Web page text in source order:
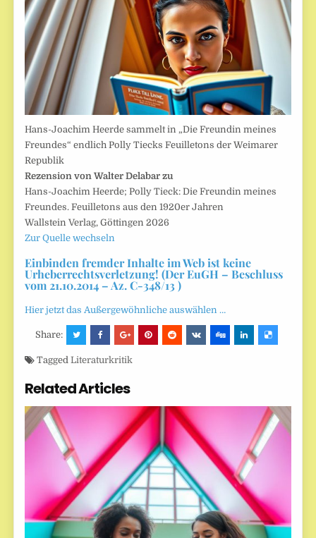
Hans-Joachim Heerde sammelt in „Die Freundin meines
Freundes“ endlich Polly Tiecks Feuilletons der Weimarer
Republik
Rezension von Walter Delabar zu
Hans-Joachim Heerde; Polly Tieck: Die Freundin meines
Freundes. Feuilletons aus den 1920er Jahren
Wallstein Verlag, Göttingen 2026
Zur Quelle wechseln
Einbinden fremder Inhalte im Web ist keine
Urheberrechtsverletzung! (Der EuGH – Beschluss
vom 21.10.2014 – Az. C-348/13 )
Hier jetzt das Außergewöhnliche auswählen …
Share:
TaggedLiteraturkritik
Related Articles